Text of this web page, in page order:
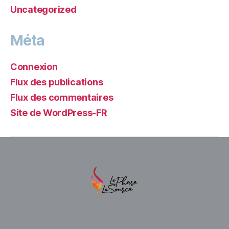
Uncategorized
Méta
Connexion
Flux des publications
Flux des commentaires
Site de WordPress-FR